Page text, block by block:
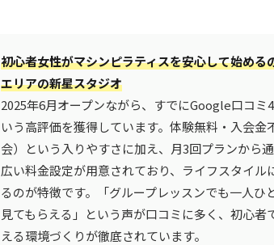
初心者女性がマシンピラティスを安心して始める
エリアの新星スタジオ
2025年6月オープンながら、すでにGoogle口コミ
いう高評価を獲得しています。体験無料・入会金
会）という入りやすさに加え、月3回プランから
広い料金設定が用意されており、ライフスタイル
るのが特徴です。「グループレッスンでも一人ひ
見てもらえる」という声が口コミに多く、初心者
える環境づくりが徹底されています。